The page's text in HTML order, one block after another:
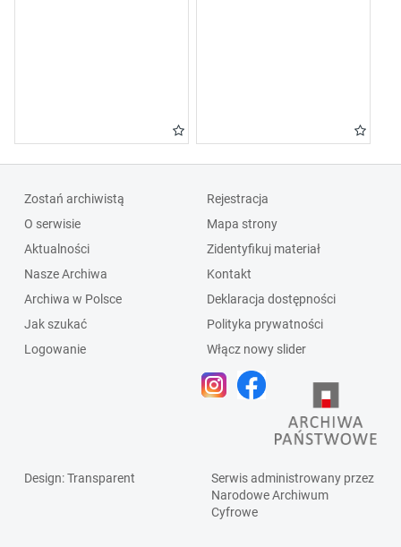
Zostań archiwistą
O serwisie
Aktualności
Nasze Archiwa
Archiwa w Polsce
Jak szukać
Logowanie
Rejestracja
Mapa strony
Zidentyfikuj materiał
Kontakt
Deklaracja dostępności
Polityka prywatności
Włącz nowy slider
Design: Transparent
Serwis administrowany przez
Narodowe Archiwum
Cyfrowe